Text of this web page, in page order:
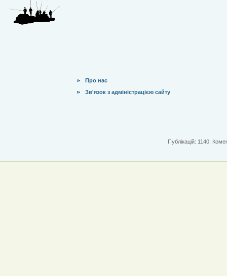
Про нас
Зв'язок з адміністрацією сайту
Публікацій: 1140.